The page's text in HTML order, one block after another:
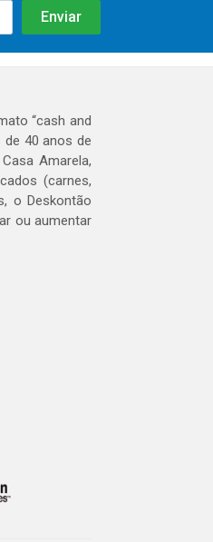
“cash and
de 40 anos de
Amarela,
(carnes,
o Deskontão
ou aumentar